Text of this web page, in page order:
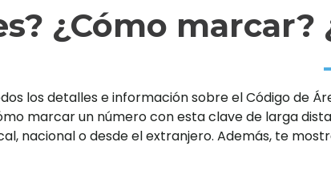
¿Cómo
los detalles e información sobre el Código de
marcar un número con esta clave de larga
nacional o desde el extranjero. Además, te